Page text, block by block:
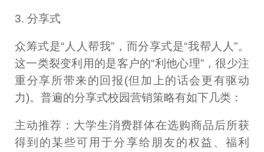
3. 分享式
众筹式是“人人帮我”，而分享式是“我帮人人”。
这一类裂变利用的是客户的“利他心理”，很少注
重分享所带来的回报(但加上的话会更有驱动
力)。普遍的分享式校园营销策略有如下几类：
主动推荐：大学生消费群体在选购商品后所获
得到的某些可用于分享给朋友的权益、福利